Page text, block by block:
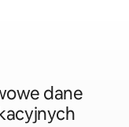
dane